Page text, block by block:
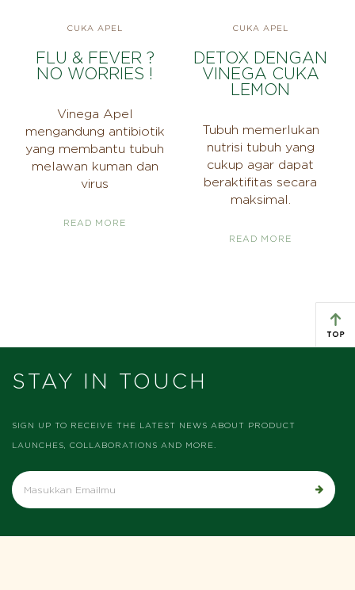
CUKA APEL
FLU & FEVER ?
NO WORRIES !
Vinega Apel
mengandung antibiotik
yang membantu tubuh
melawan kuman dan
virus
READ MORE
CUKA APEL
DETOX DENGAN
VINEGA CUKA
LEMON
Tubuh memerlukan
nutrisi tubuh yang
cukup agar dapat
beraktifitas secara
maksimal.
READ MORE
STAY IN TOUCH
SIGN UP TO RECEIVE THE LATEST NEWS ABOUT PRODUCT
LAUNCHES, COLLABORATIONS AND MORE.